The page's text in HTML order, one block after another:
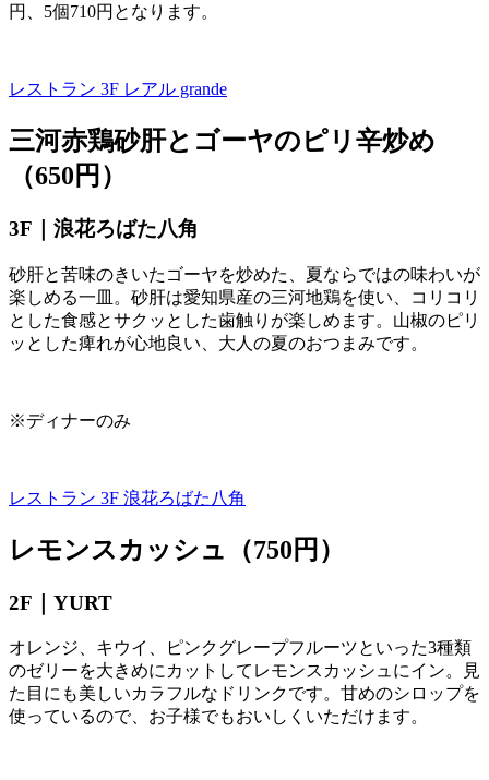
円、 5個710円となります。
レストラン 3F レアル grande
三河赤鶏砂肝とゴーヤのピリ辛炒め
（650円）
3F｜浪花ろばた八角
砂肝と苦味のきいたゴーヤを炒めた、夏ならではの味わいが
楽しめる一皿。砂肝は愛知県産の三河地鶏を使い、コリコリ
とした食感とサクッとした歯触りが楽しめます。山椒のピリ
ッとした痺れが心地良い、大人の夏のおつまみです。
※ディナーのみ
レストラン 3F 浪花ろばた八角
レモンスカッシュ（750円）
2F｜ YURT
オレンジ、キウイ、ピンクグレープフルーツといった3種類
のゼリーを大きめにカットしてレモンスカッシュにイン。見
た目にも美しいカラフルなドリンクです。甘めのシロップを
使っているので、お子様でもおいしくいただけます。